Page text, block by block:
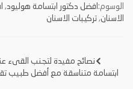
الوسوم: افضل دكتور ابتسامة هوليود,
الاسنان, تركيبات الاسنان
تصفّحنصائح مفيدة لتجنب القىء
ابتسامة متناسقة مع أفضل طبيب